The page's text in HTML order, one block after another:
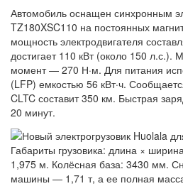
Автомобиль оснащен синхронным
TZ180XSC110 на постоянных
мощность электродвигателя
достигает 110 кВт (около 150 л.с.).
момент — 270 Н·м. Для питания
(LFP) емкостью 56 кВт·ч.
CLTC составит 350 км. Быстрая
20 минут.
Габариты грузовика: длина ×
1,975 м. Колёсная база: 3430 мм.
машины — 1,71 т, а ее полная